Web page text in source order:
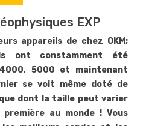
EXP
appareils de chez OKM;
ont constamment été
5000 et maintenant
se voit même doté de
dont la taille peut varier
au monde ! Vous